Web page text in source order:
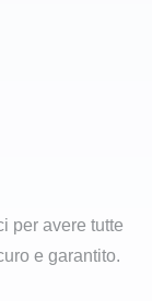
per avere tutte
e garantito.